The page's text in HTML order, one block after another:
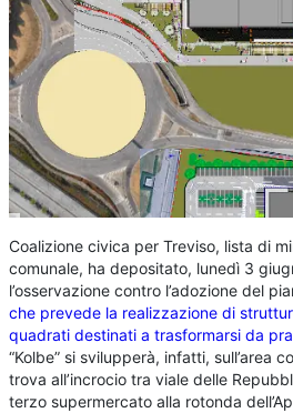
Coalizione civica per Treviso, lista di
comunale, ha depositato, lunedì 3
l’osservazione contro l’adozione del
che prevede la realizzazione di
quadrati destinati a trasformarsi da
“Kolbe” si svilupperà, infatti, sull’area
trova all’incrocio tra viale delle
terzo supermercato alla rotonda